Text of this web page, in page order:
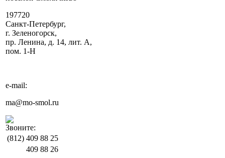
197720
Санкт-Петербург,
г. Зеленогорск,
пр. Ленина, д. 14, лит. А,
пом. 1-Н
e-mail:
ma@mo-smol.ru
Звоните:
(812) 409 88 25
409 88 26